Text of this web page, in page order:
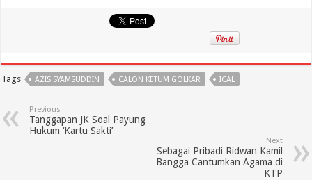
Tags AZIS SYAMSUDDIN CALON KETUM GOLKAR ICAL
Previous
Tanggapan JK Soal Payung
Hukum ‘Kartu Sakti’
Next
Sebagai Pribadi Ridwan Kamil
Bangga Cantumkan Agama di
KTP